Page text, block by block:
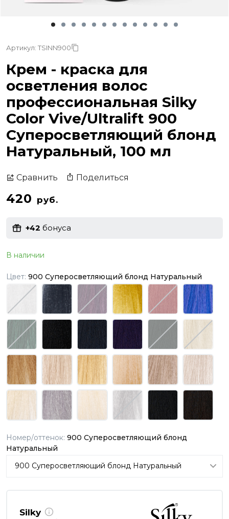
Артикул: TSINN900
Крем - краска для
осветления волос
профессиональная Silky
Color Vive/Ultralift 900
Суперосветляющий блонд
Натуральный, 100 мл
Сравнить Поделиться
420 руб.
+42 бонуса
В наличии
Цвет: 900 Суперосветляющий блонд Натуральный
Номер/оттенок: 900 Суперосветляющий блонд
Натуральный
Silky